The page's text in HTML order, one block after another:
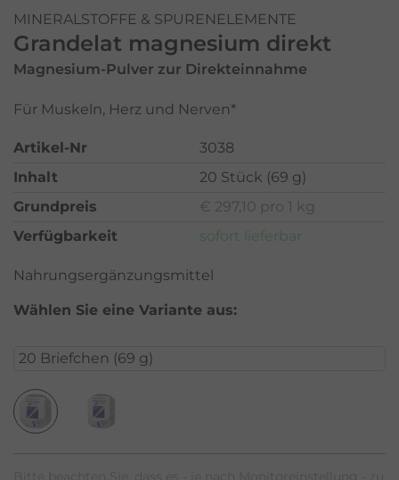
MINERALSTOFFE & SPURENELEMENTE
Grandelat magnesium direkt
Magnesium-Pulver zur Direkteinnahme
Für Muskeln, Herz und Nerven*
Artikel-Nr
3038
Inhalt
20 Stück (69 g)
Grundpreis
€ 297,10 pro 1 kg
Verfügbarkeit
sofort lieferbar
Nahrungsergänzungsmittel
Wählen Sie eine Variante aus: